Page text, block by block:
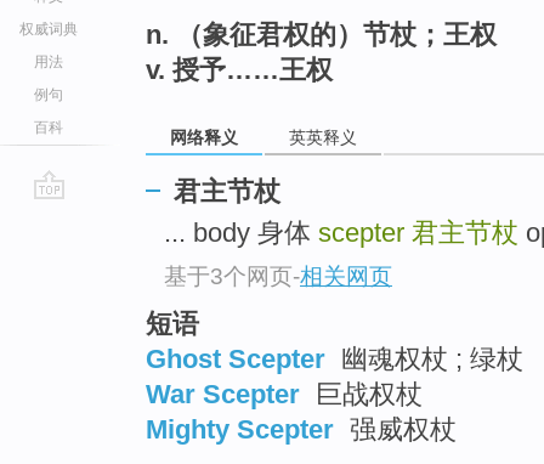
权威词典
用法
例句
百科
n. （象征君权的）节杖；王权
v. 授予……王权
网络释义 英英释义
君主节杖
... body 身体 scepter 君主节杖
基于3个网页-相关网页
短语
Ghost Scepter 幽魂权杖 ; 绿杖
War Scepter 巨战权杖
Mighty Scepter 强威权杖